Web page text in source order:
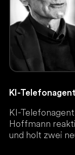
KI-
KI-
Hoffmann
und holt zwei